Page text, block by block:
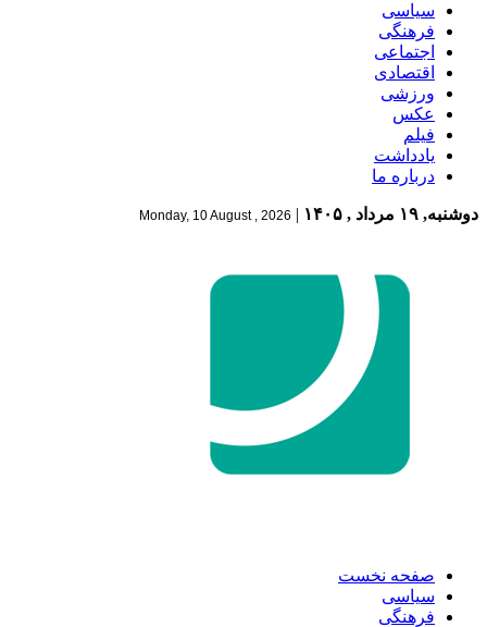
سیاسی
فرهنگی
اجتماعی
اقتصادی
ورزشی
عکس
فیلم
یادداشت
درباره ما
دوشنبه, ۱۹ مرداد , ۱۴۰۵ |
Monday, 10 August , 2026
صفحه نخست
سیاسی
فرهنگی